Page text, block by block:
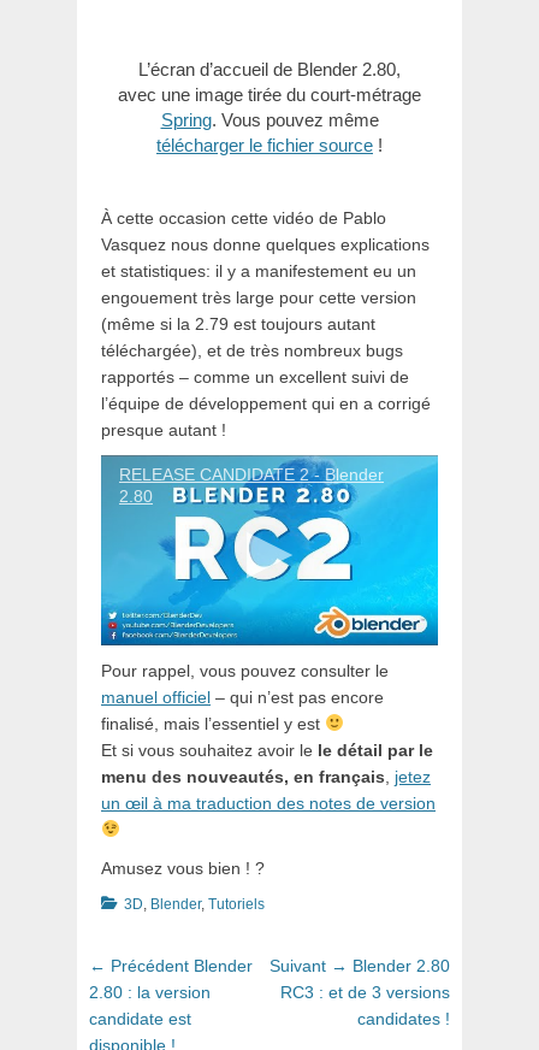
L’écran d’accueil de Blender 2.80,
avec une image tirée du court-métrage
Spring. Vous pouvez même
télécharger le fichier source !
À cette occasion cette vidéo de Pablo
Vasquez nous donne quelques explications
et statistiques: il y a manifestement eu un
engouement très large pour cette version
(même si la 2.79 est toujours autant
téléchargée), et de très nombreux bugs
rapportés – comme un excellent suivi de
l’équipe de développement qui en a corrigé
presque autant !
RELEASE CANDIDATE 2 - Blender
2.80
Pour rappel, vous pouvez consulter le
manuel officiel – qui n’est pas encore
finalisé, mais l’essentiel y est
Et si vous souhaitez avoir le le détail par le
menu des nouveautés, en français
jetez
un œil à ma traduction des notes de version
Amusez vous bien ! ?
Catégories
3D Blender, Tutoriels
Navigation
de
l’article
← Précédent Article
précédent
Blender
2.80 : la version
candidate est
disponible !
Suivant → Article
suivant
Blender 2.80
RC3 : et de 3 versions
candidates !